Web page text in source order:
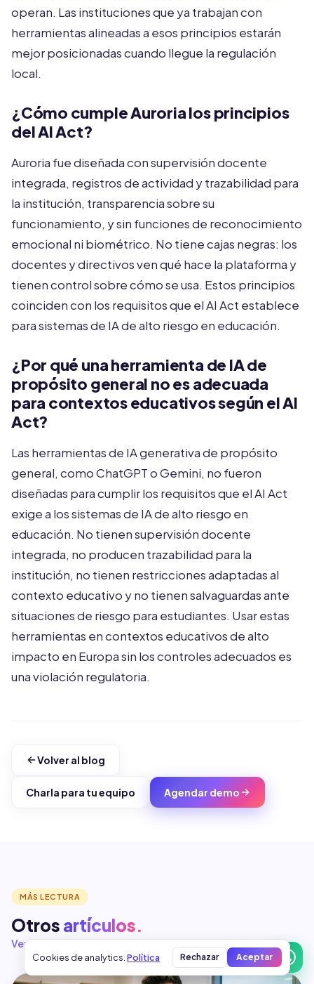
operan. Las instituciones que ya trabajan con
herramientas alineadas a esos principios estarán
mejor posicionadas cuando llegue la regulación
local.
¿Cómo cumple Auroria los principios
del AI Act?
Auroria fue diseñada con supervisión docente
integrada, registros de actividad y trazabilidad para
la institución, transparencia sobre su
funcionamiento, y sin funciones de reconocimiento
emocional ni biométrico. No tiene cajas negras: los
docentes y directivos ven qué hace la plataforma y
tienen control sobre cómo se usa. Estos principios
coinciden con los requisitos que el AI Act establece
para sistemas de IA de alto riesgo en educación.
¿Por qué una herramienta de IA de
propósito general no es adecuada
para contextos educativos según el AI
Act?
Las herramientas de IA generativa de propósito
general, como ChatGPT o Gemini, no fueron
diseñadas para cumplir los requisitos que el AI Act
exige a los sistemas de IA de alto riesgo en
educación. No tienen supervisión docente
integrada, no producen trazabilidad para la
institución, no tienen restricciones adaptadas al
contexto educativo y no tienen salvaguardas ante
situaciones de riesgo para estudiantes. Usar estas
herramientas en contextos educativos de alto
impacto en Europa sin los controles adecuados es
una violación regulatoria.
Volver al blog
Charla para tu equipo Agendar demo
MÁS LECTURA
Otros artículos.
Ver todo el blog →
Cookies de analytics.Política Rechazar Aceptar